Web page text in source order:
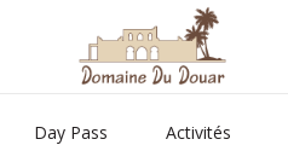
Day Pass Activités